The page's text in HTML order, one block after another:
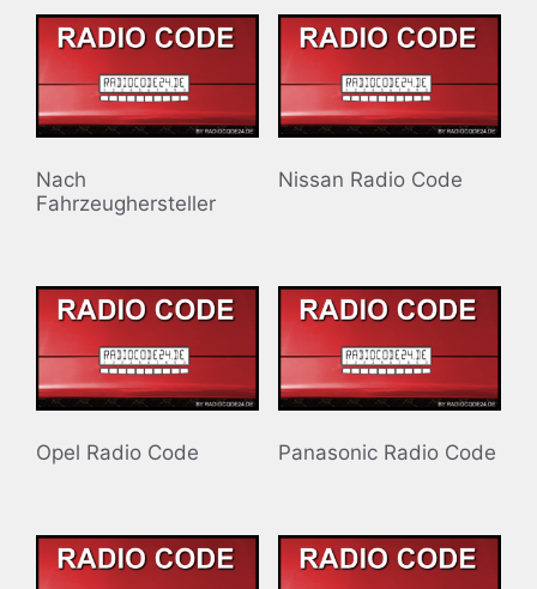
Nach
Fahrzeughersteller
Nissan Radio Code
Opel Radio Code Panasonic Radio Code